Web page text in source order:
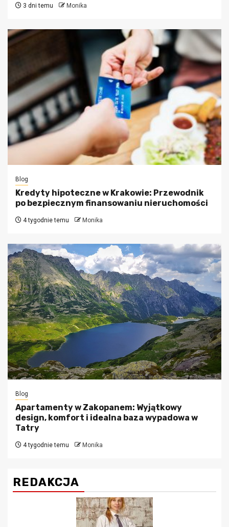
3 dni temu Monika
Blog
Kredyty hipoteczne w Krakowie: Przewodnik
po bezpiecznym finansowaniu nieruchomości
4 tygodnie temu Monika
Blog
Apartamenty w Zakopanem: Wyjątkowy
design, komfort i idealna baza wypadowa w
Tatry
4 tygodnie temu Monika
REDAKCJA